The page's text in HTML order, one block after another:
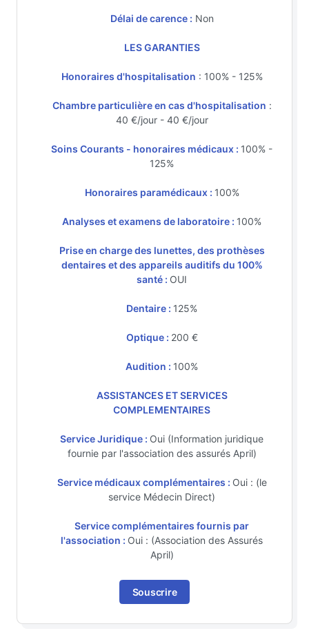
Délai de carence : Non
LES GARANTIES
Honoraires d'hospitalisation : 100% - 125%
Chambre particulière en cas d'hospitalisation :
40 €/jour - 40 €/jour
Soins Courants - honoraires médicaux : 100% -
125%
Honoraires paramédicaux : 100%
Analyses et examens de laboratoire : 100%
Prise en charge des lunettes, des prothèses
dentaires et des appareils auditifs du 100%
santé : OUI
Dentaire : 125%
Optique : 200 €
Audition : 100%
ASSISTANCES ET SERVICES
COMPLEMENTAIRES
Service Juridique : Oui (Information juridique
fournie par l'association des assurés April)
Service médicaux complémentaires : Oui : (le
service Médecin Direct)
Service complémentaires fournis par
l'association : Oui : (Association des Assurés
April)
Souscrire